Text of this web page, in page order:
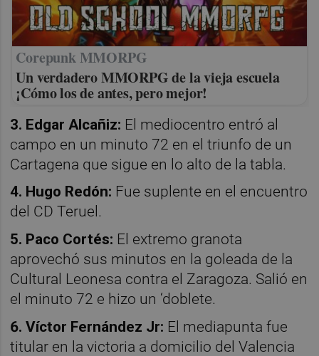
Corepunk MMORPG
Un verdadero MMORPG de la vieja escuela
¡Cómo los de antes, pero mejor!
3. Edgar Alcañiz: El mediocentro entró al
campo en un minuto 72 en el triunfo de un
Cartagena que sigue en lo alto de la tabla.
4. Hugo Redón: Fue suplente en el encuentro
del CD Teruel.
5. Paco Cortés: El extremo granota
aprovechó sus minutos en la goleada de la
Cultural Leonesa contra el Zaragoza. Salió en
el minuto 72 e hizo un ‘doblete.
6. Víctor Fernández Jr: El mediapunta fue
titular en la victoria a domicilio del Valencia